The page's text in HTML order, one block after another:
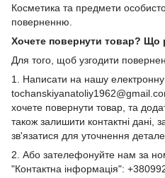
Косметика та предмети
поверненню.
Хочете повернути товар? Що
Для того, щоб узгодити
1. Написати на нашу
хочете повернути товар, та
також залишити контактні
зв'язатися для уточнення
2. Або зателефонуйте нам за
"Контактна інформація":